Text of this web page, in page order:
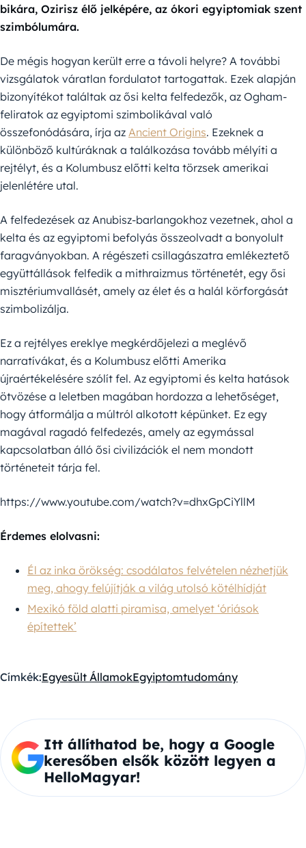
bikára, Ozirisz élő jelképére, az ókori egyiptomiak szent
szimbólumára.
De mégis hogyan került erre a távoli helyre? A további
vizsgálatok váratlan fordulatot tartogattak. Ezek alapján
bizonyítékot találtak az ősi kelta felfedezők, az Ogham-
feliratok az egyiptomi szimbolikával való
összefonódására, írja az Ancient Origins. Ezeknek a
különböző kultúráknak a találkozása tovább mélyíti a
rejtélyt, és a Kolumbusz előtti kelta törzsek amerikai
jelenlétére utal.
A felfedezések az Anubisz-barlangokhoz vezetnek, ahol a
kelta és az egyiptomi befolyás összeolvadt a bonyolult
faragványokban. A régészeti csillagászatra emlékeztető
együttállások felfedik a mithraizmus történetét, egy ősi
misztériumvallásét, amely az élet és a halál körforgását
szimbolizálja.
Ez a rejtélyes ereklye megkérdőjelezi a meglévő
narratívákat, és a Kolumbusz előtti Amerika
újraértékelésére szólít fel. Az egyiptomi és kelta hatások
ötvözése a leletben magában hordozza a lehetőséget,
hogy átformálja a múltról alkotott képünket. Ez egy
magával ragadó felfedezés, amely az egymással
kapcsolatban álló ősi civilizációk el nem mondott
történeteit tárja fel.
https://www.youtube.com/watch?v=dhxGpCiYllM
Érdemes elolvasni:
Él az inka örökség: csodálatos felvételen nézhetjük
meg, ahogy felújítják a világ utolsó kötélhídját
Mexikó föld alatti piramisa, amelyet ‘óriások
építettek’
Címkék:Egyesült ÁllamokEgyiptomtudomány
Itt állíthatod be, hogy a Google
keresőben elsők között legyen a
HelloMagyar!